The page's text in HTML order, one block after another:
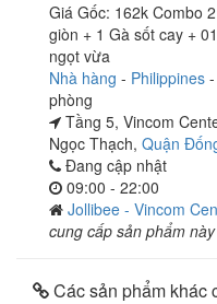
Giá Gốc: 162k Combo
giòn + 1 Gà sốt cay +
ngọt vừa
Nhà hàng - Philippines -
phòng
Tầng 5, Vincom
Ngọc Thạch, Quận
Đang cập nhật
09:00 - 22:00
Jollibee - Vincom
cung cấp sản phẩm này
Các sản phẩm khác